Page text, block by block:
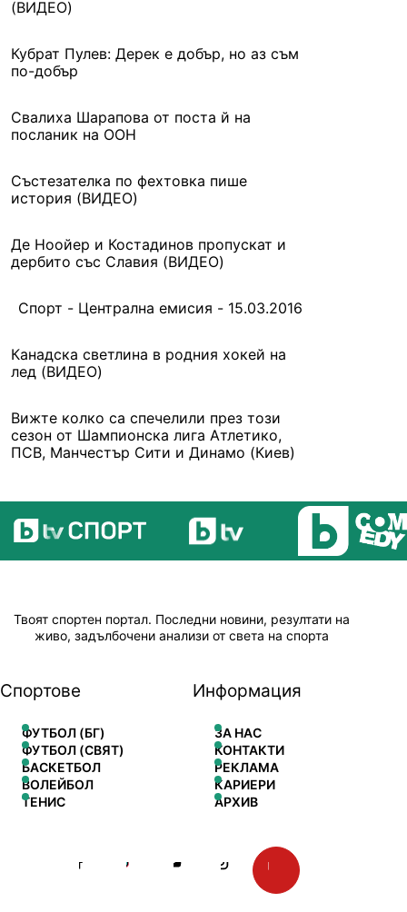
(ВИДЕО)
Кубрат Пулев: Дерек е добър, но аз съм
по-добър
Свалиха Шарапова от поста й на
посланик на ООН
Състезателка по фехтовка пише
история (ВИДЕО)
Де Ноойер и Костадинов пропускат и
дербито със Славия (ВИДЕО)
Спорт - Централна емисия - 15.03.2016
Канадска светлина в родния хокей на
лед (ВИДЕО)
Вижте колко са спечелили през този
сезон от Шампионска лига Атлетико,
ПСВ, Манчестър Сити и Динамо (Киев)
Твоят спортен портал. Последни новини, резултати на
живо, задълбочени анализи от света на спорта
Спортове
ФУТБОЛ (БГ)
ФУТБОЛ (СВЯТ)
БАСКЕТБОЛ
ВОЛЕЙБОЛ
ТЕНИС
Информация
ЗА НАС
КОНТАКТИ
РЕКЛАМА
КАРИЕРИ
АРХИВ